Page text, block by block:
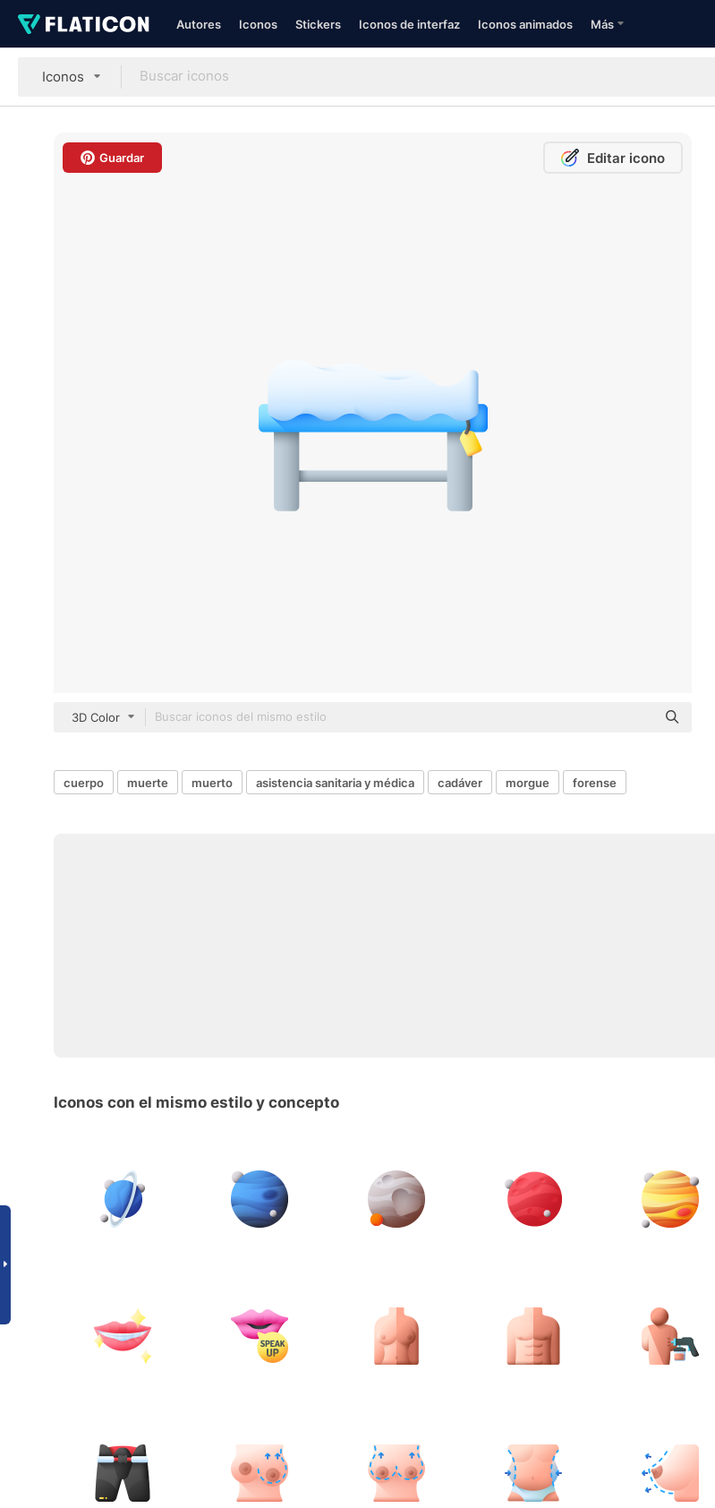
Autores Iconos Stickers Iconos de interfaz Iconos animados Más
Iconos
Guardar Editar icono
3D Color
cuerpo muerte muerto asistencia sanitaria y médica cadáver morgue forense
Iconos con el mismo estilo y concepto